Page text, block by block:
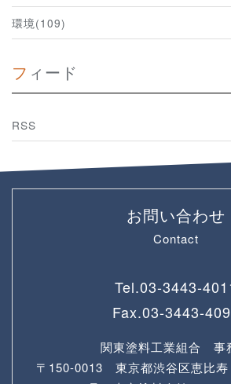
環境(109)
フィード
RSS
お問い合わせ
Contact
Tel.03-3443-
Fax.03-3443-
関東塗料工業組合 事
〒150-0013 東京都渋谷区恵比寿